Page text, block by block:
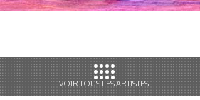
VOIR TOUS LES ARTISTES